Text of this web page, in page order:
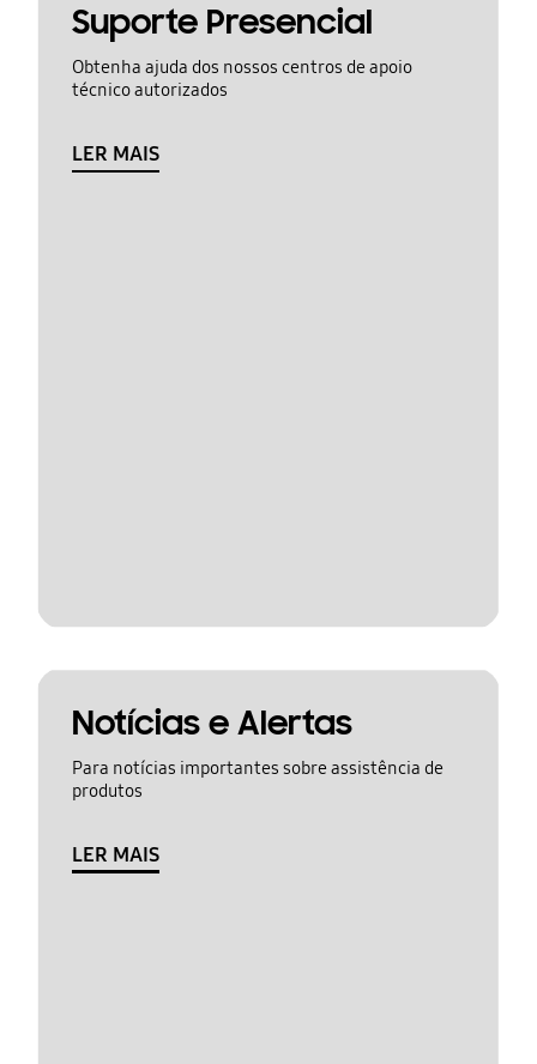
Suporte Presencial
Obtenha ajuda dos nossos centros de apoio
técnico autorizados
LER MAIS
Notícias e Alertas
Para notícias importantes sobre assistência de
produtos
LER MAIS